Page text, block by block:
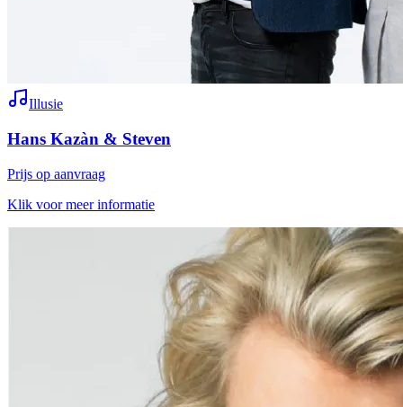
Illusie
Hans Kazàn & Steven
Prijs op aanvraag
Klik voor meer informatie